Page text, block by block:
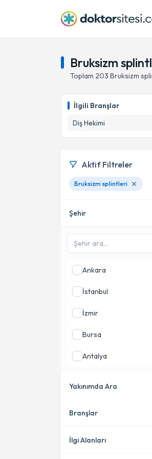
Bruksizm
Toplam 203 Bruksizm
İlgili Branşlar
Diş Hekimi
Aktif Filtreler
Bruksizm splintleri
Şehir
Ankara
İstanbul
İzmir
Bursa
Antalya
Yakınımda Ara
Konumuma yakın
Branşlar
İlgi Alanları